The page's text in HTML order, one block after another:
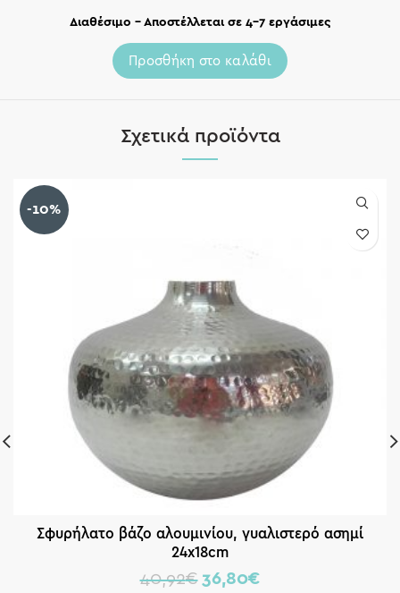
Διαθέσιμο – Αποστέλλεται σε 4-7 εργάσιμες
Προσθήκη στο καλάθι
Σχετικά προϊόντα
-10%
Σφυρήλατο βάζο αλουμινίου, γυαλιστερό ασημί
24x18cm
40,92€ 36,80€